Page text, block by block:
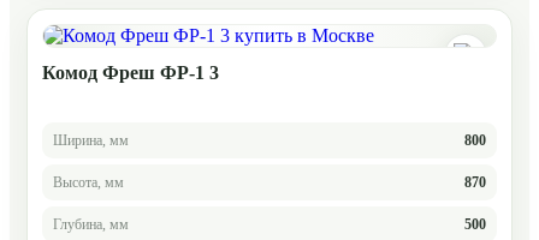
Комод Фреш ФР-1 3
Ширина, мм 800
Высота, мм 870
Глубина, мм 500